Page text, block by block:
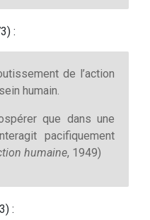
:
de l’action
humain.
que dans une
pacifiquement
humaine, 1949)
: